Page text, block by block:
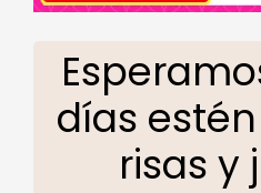
días
risas y